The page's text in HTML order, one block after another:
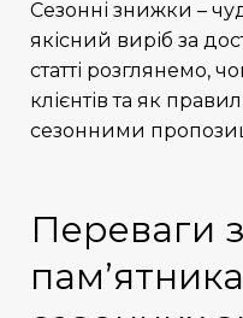
Сезонні знижки –
якісний виріб за
статті розглянемо,
клієнтів та як
сезонними
Переваги